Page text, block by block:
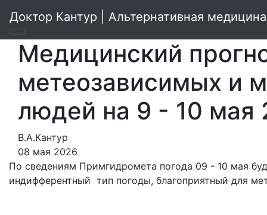
Доктор Кантур | Альтернативная медицина
Медицинский
метеозависимых и
людей на 9 - 10 мая
В.А.Кантур
08 мая 2026
По сведениям Примгидромета погода 09 - 10 мая
индифферентный тип погоды, благоприятный для